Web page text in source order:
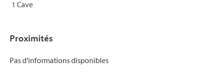
1 Cave
Proximités
Pas d'informations disponibles